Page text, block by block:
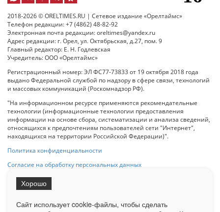
2018-2026 © ORELTIMES.RU | Сетевое издание «Орелтаймс»
Телефон редакции: +7 (4862) 48-82-92
Электронная почта редакции: oreltimes@yandex.ru
Адрес редакции: г. Орел, ул. Октябрьская, д.27, пом. 9
Главный редактор: Е. Н. Годлевская
Учредитель: ООО «Орелтаймс»
Регистрационный номер: ЭЛ ФС77-73833 от 19 октября 2018 года
выдано Федеральной службой по надзору в сфере связи, технологий
и массовых коммуникаций (Роскомнадзор РФ).
"На информационном ресурсе применяются рекомендательные
технологии (информационные технологии предоставления
информации на основе сбора, систематизации и анализа сведений,
относящихся к предпочтениям пользователей сети "Интернет",
находящихся на территории Российской Федерации)".
Политика конфиденциальности
Согласие на обработку персональных данных
на Сетевое издание «ОрелТаймс» обязательна.
Сайт использует cookie-файлы, чтобы сделать
Хорошо